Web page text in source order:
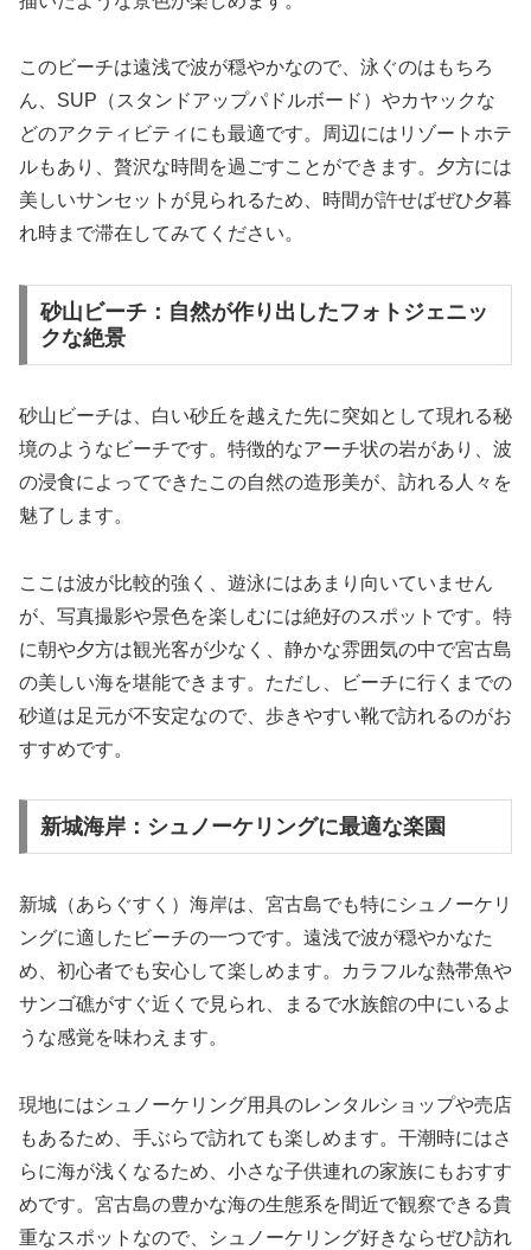
このビーチは遠浅で波が穏やかなので、泳ぐのはもちろ
ん、SUP（スタンドアップパドルボード）やカヤックな
どのアクティビティにも最適です。周辺にはリゾートホテ
ルもあり、贅沢な時間を過ごすことができます。夕方には
美しいサンセットが見られるため、時間が許せばぜひ夕暮
れ時まで滞在してみてください。
砂山ビーチ：自然が作り出したフォトジェニッ
クな絶景
砂山ビーチは、白い砂丘を越えた先に突如として現れる秘
境のようなビーチです。特徴的なアーチ状の岩があり、波
の浸食によってできたこの自然の造形美が、訪れる人々を
魅了します。
ここは波が比較的強く、遊泳にはあまり向いていません
が、写真撮影や景色を楽しむには絶好のスポットです。特
に朝や夕方は観光客が少なく、静かな雰囲気の中で宮古島
の美しい海を堪能できます。ただし、ビーチに行くまでの
砂道は足元が不安定なので、歩きやすい靴で訪れるのがお
すすめです。
新城海岸：シュノーケリングに最適な楽園
新城（あらぐすく）海岸は、宮古島でも特にシュノーケリ
ングに適したビーチの一つです。遠浅で波が穏やかなた
め、初心者でも安心して楽しめます。カラフルな熱帯魚や
サンゴ礁がすぐ近くで見られ、まるで水族館の中にいるよ
うな感覚を味わえます。
現地にはシュノーケリング用具のレンタルショップや売店
もあるため、手ぶらで訪れても楽しめます。干潮時にはさ
らに海が浅くなるため、小さな子供連れの家族にもおすす
めです。宮古島の豊かな海の生態系を間近で観察できる貴
重なスポットなので、シュノーケリング好きならぜひ訪れ